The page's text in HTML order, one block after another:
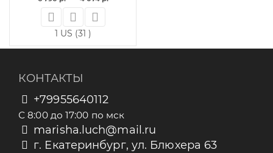
1 US (31 )
КОНТАКТЫ
+79955640112
С 8:00 до 17:00 по мск
marisha.luch@mail.ru
г. Екатеринбург, ул. Блюхера 63